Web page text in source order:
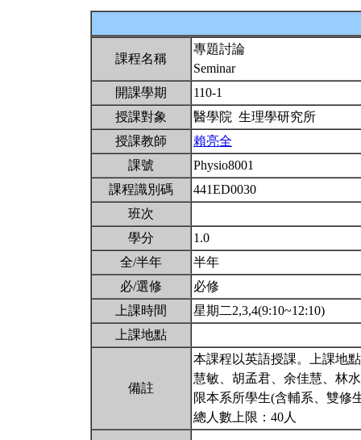
課程名稱
專題討論
Seminar
開課學期
110-1
授課對象
醫學院 生理學研究所
授課教師
賴亮全
課號
Physio8001
課程識別碼
441ED0030
班次
學分
1.0
全/半年
半年
必/選修
必修
上課時間
星期二2,3,4(9:10~12:10)
上課地點
備註
本課程以英語授課。上課地
慧敏、胡孟君、余佳慧、林
限本系所學生(含輔系、雙修
總人數上限：40人